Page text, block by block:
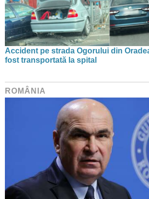
Accident pe strada Ogorului din
fost transportată la spital
ROMÂNIA